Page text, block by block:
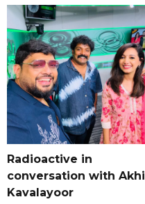
Radioactive in
conversation with Akhil
Kavalayoor